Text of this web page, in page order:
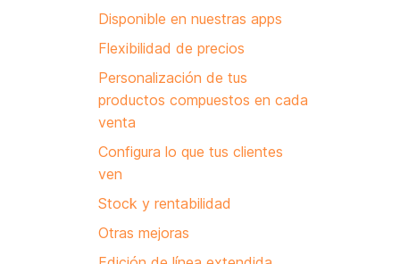
Disponible en nuestras apps
Flexibilidad de precios
Personalización de tus
productos compuestos en cada
venta
Configura lo que tus clientes
ven
Stock y rentabilidad
Otras mejoras